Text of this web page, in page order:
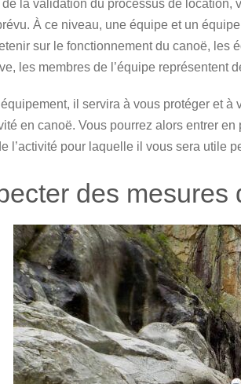
la validation du processus de location,
À ce niveau, une équipe et un
sur le fonctionnement du canoë, les
les membres de l’équipe représentent
il servira à vous protéger et
en canoë. Vous pourrez alors entrer
l’activité pour laquelle il vous sera utile
des mesures